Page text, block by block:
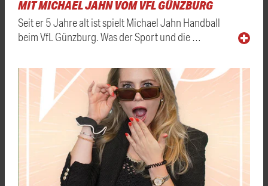
MIT MICHAEL JAHN VOM VFL GÜNZBURG
Seit er 5 Jahre alt ist spielt Michael Jahn Handball
beim VfL Günzburg. Was der Sport und die …